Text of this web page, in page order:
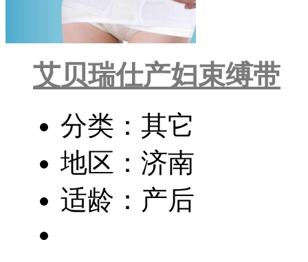
艾贝瑞仕产妇束缚带
分类：其它
地区：济南
适龄：产后